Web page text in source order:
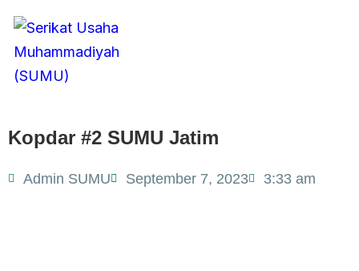
Toggle
Kopdar #2 SUMU Jatim
Admin SUMU September 7, 2023 3:33 am